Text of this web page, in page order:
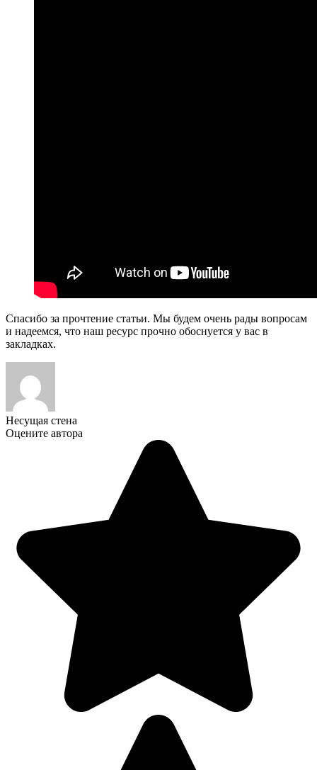
Спасибо за прочтение статьи. Мы будем очень рады вопросам
и надеемся, что наш ресурс прочно обоснуется у вас в
закладках.
Несущая стена
Оцените автора